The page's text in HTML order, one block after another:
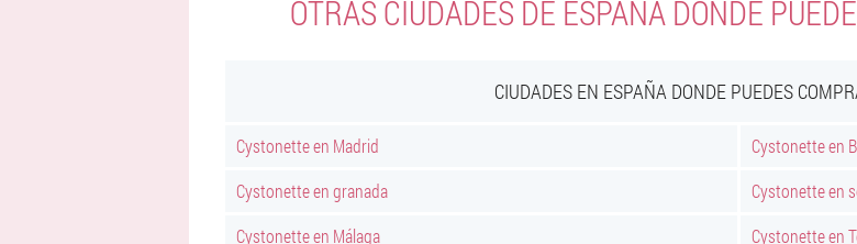
OTRAS CIUDADES DE ESPAÑA DONDE
CIUDADES EN ESPAÑA DONDE PUEDES
Cystonette en Madrid
Cystonette en
Cystonette en granada
Cystonette en
Cystonette en Málaga
Cystonette en